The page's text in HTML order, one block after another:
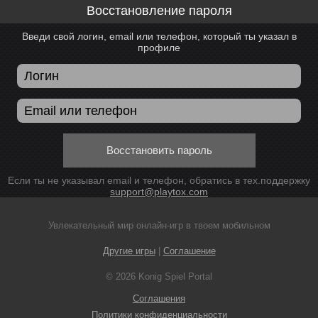
Восстановление пароля
Введи свой логин, email или телефон, который ты указал в
профиле
Восстановить пароль
Если ты не указывал email и телефон, обратись в тех.поддержку
support@playtox.com
Увлекательный мир онлайн-игр в твоем мобильном
Другие игры| Соглашение
© 2026 Konig Spiel Portal
Соглашения
Политики конфиденциальности